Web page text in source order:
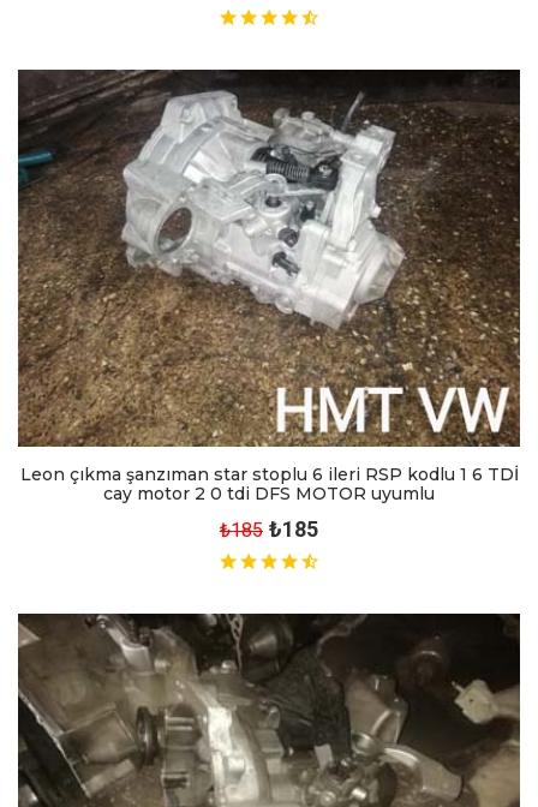
Leon çıkma şanzıman star stoplu 6 ileri RSP kodlu 1 6 TDİ
cay motor 2 0 tdi DFS MOTOR uyumlu
₺185 ₺185